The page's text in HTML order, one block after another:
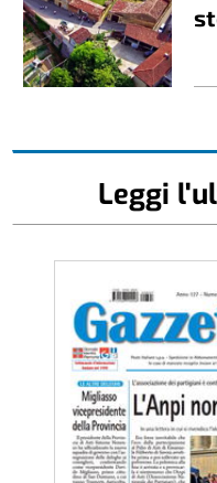
Leggi